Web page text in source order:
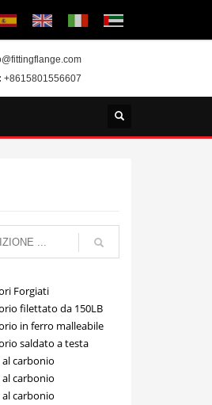
+8615801556607
Forgiati
filettato da 150LB
in ferro malleabile
saldato a testa
al carbonio
al carbonio
al carbonio